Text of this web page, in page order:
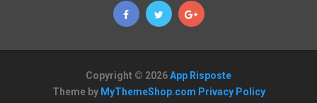
Copyright © 2026App Risposte
Theme by MyThemeShop.com Privacy Policy